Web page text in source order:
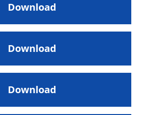
Download
Download
Download